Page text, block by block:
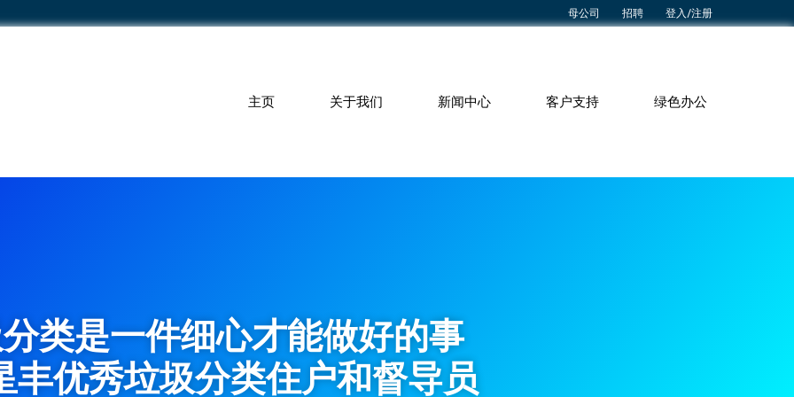
母公司 招聘 登入/注册
主页 关于我们 新闻中心 客户支持 绿色办公
类是一件细心才能做好的事
优秀垃圾分类住户和督导员